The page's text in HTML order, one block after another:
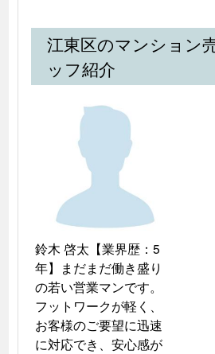
江東区のマンション
ッフ紹介
鈴木 啓太【業界歴：5
年】まだまだ働き盛り
の若い営業マンです。
フットワークが軽く、
お客様のご要望に迅速
に対応でき、安心感が